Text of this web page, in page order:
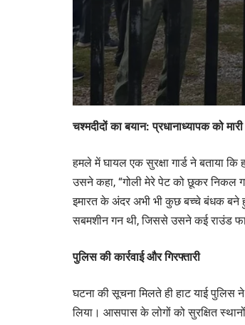
चश्मदीदों का बयान: प्रधानाध्यापक को मारी
हमले में घायल एक सुरक्षा गार्ड ने बताया
उसने कहा, “गोली मेरे पेट को छूकर निकल
इमारत के अंदर अभी भी कुछ बच्चे बंधक बने
सबमशीन गन थी, जिससे उसने कई राउंड
पुलिस की कार्रवाई और गिरफ्तारी
घटना की सूचना मिलते ही हाट याई
लिया। आसपास के लोगों को सुरक्षित